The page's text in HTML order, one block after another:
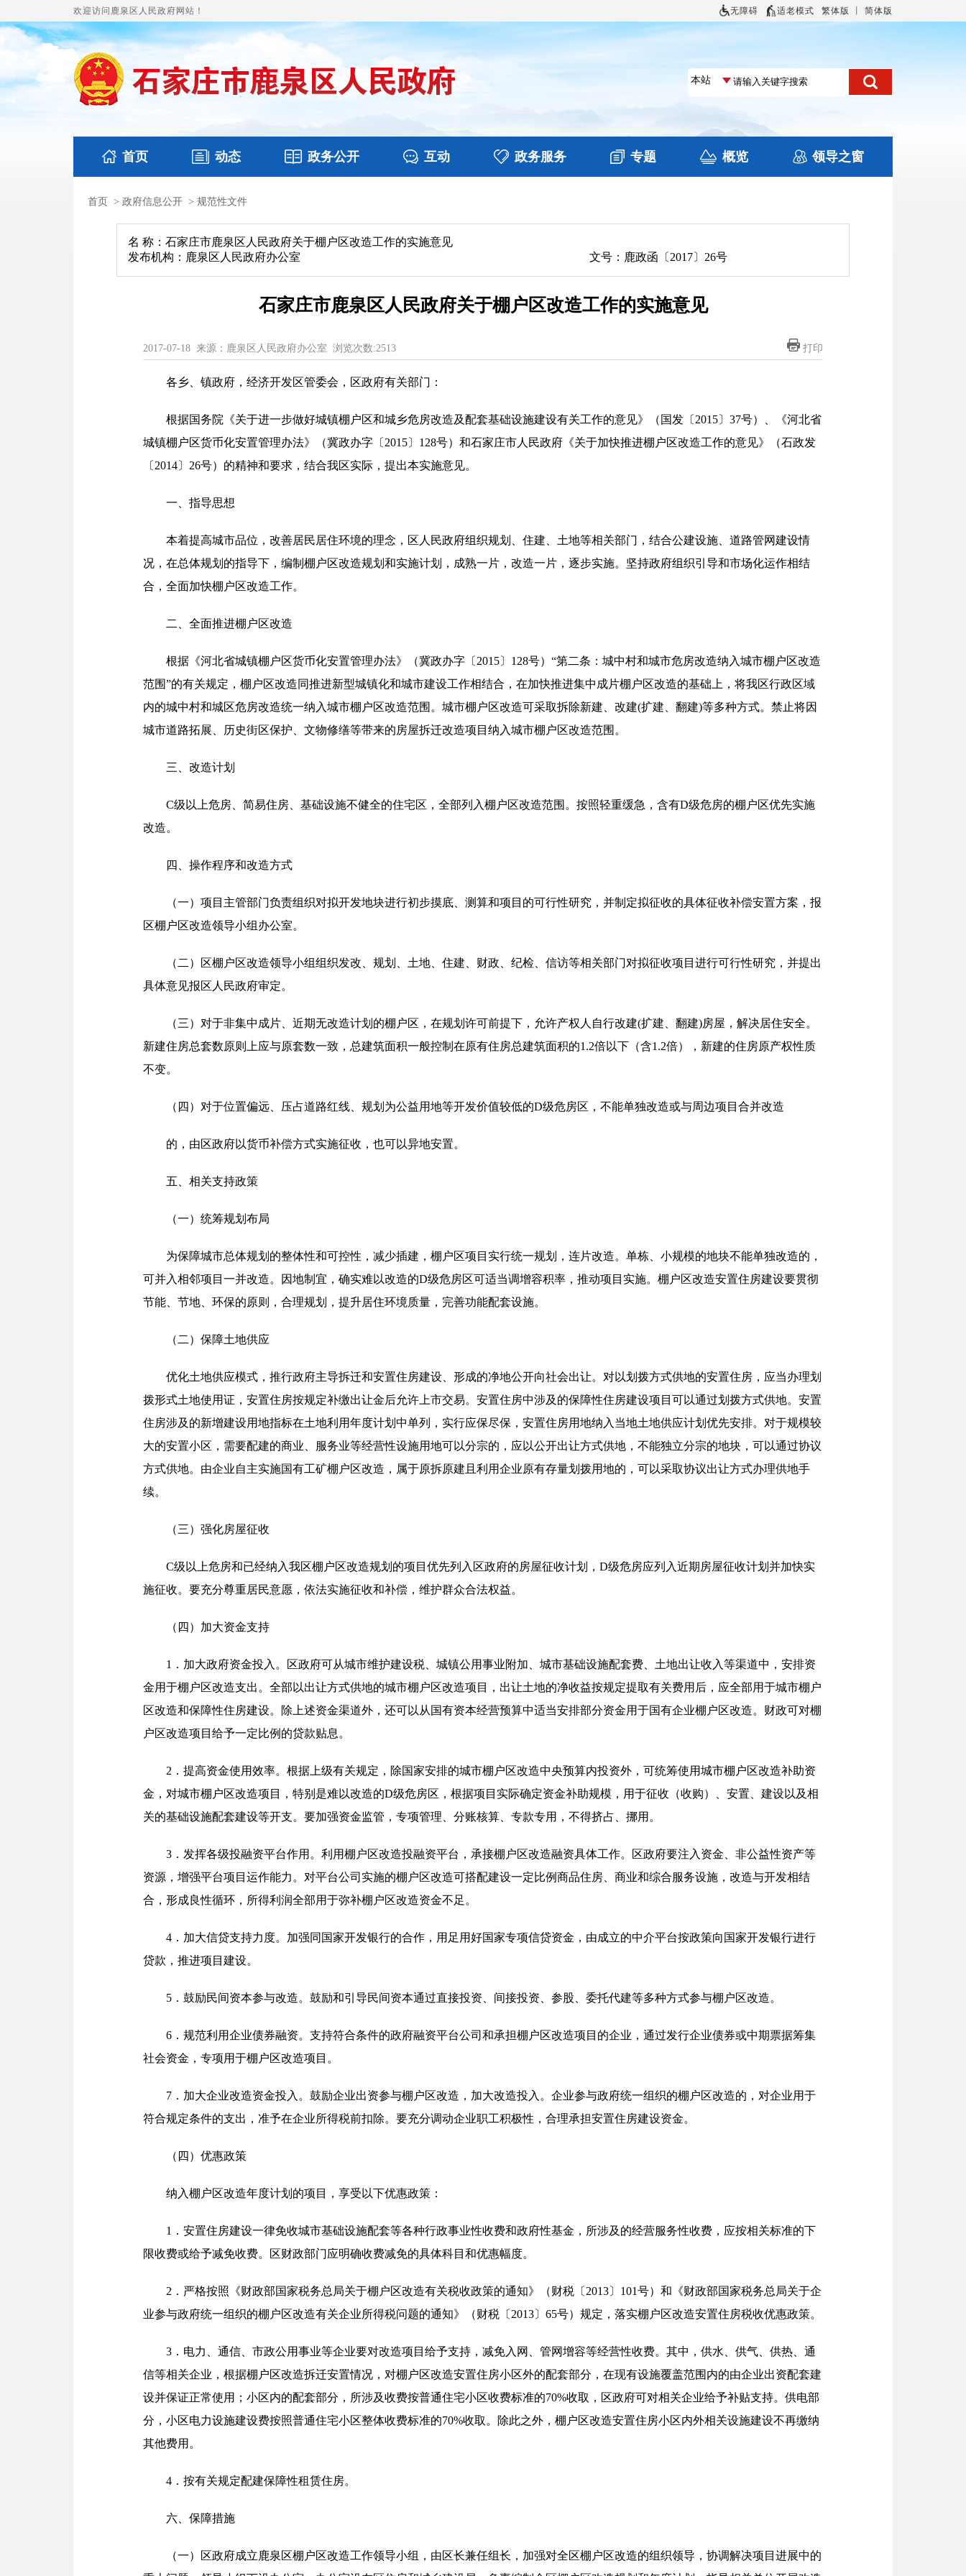
欢迎访问鹿泉区人民政府网站！ 无障碍 适老模式 繁体版 简体版
首页 动态
国务要闻 鹿泉要闻
政务公开
本区文件 财政预决算
互动 政务服务 专题 概览 领导之窗
首页 > 政府信息公开 > 规范性文件
名 称：石家庄市鹿泉区人民政府关于棚户区改造工作的实施意见
发布机构：鹿泉区人民政府办公室
文号：鹿政函〔2017〕26号
石家庄市鹿泉区人民政府关于棚户区改造工作的实施意见
2017-07-18 来源：鹿泉区人民政府办公室 浏览次数:2513 打印
各乡、镇政府，经济开发区管委会，区政府有关部门：
根据国务院《关于进一步做好城镇棚户区和城乡危房改造及配套基础设施建设有关工作的意见》（国发〔2015〕37号）、《河北省
城镇棚户区货币化安置管理办法》（冀政办字〔2015〕128号）和石家庄市人民政府《关于加快推进棚户区改造工作的意见》（石政发
〔2014〕26号）的精神和要求，结合我区实际，提出本实施意见。
一、指导思想
本着提高城市品位，改善居民居住环境的理念，区人民政府组织规划、住建、土地等相关部门，结合公建设施、道路管网建设情
况，在总体规划的指导下，编制棚户区改造规划和实施计划，成熟一片，改造一片，逐步实施。坚持政府组织引导和市场化运作相结
合，全面加快棚户区改造工作。
二、全面推进棚户区改造
根据《河北省城镇棚户区货币化安置管理办法》（冀政办字〔2015〕128号）“第二条：城中村和城市危房改造纳入城市棚户区改造
范围”的有关规定，棚户区改造同推进新型城镇化和城市建设工作相结合，在加快推进集中成片棚户区改造的基础上，将我区行政区域
内的城中村和城区危房改造统一纳入城市棚户区改造范围。城市棚户区改造可采取拆除新建、改建(扩建、翻建)等多种方式。禁止将因
城市道路拓展、历史街区保护、文物修缮等带来的房屋拆迁改造项目纳入城市棚户区改造范围。
三、改造计划
C级以上危房、简易住房、基础设施不健全的住宅区，全部列入棚户区改造范围。按照轻重缓急，含有D级危房的棚户区优先实施
改造。
四、操作程序和改造方式
（一）项目主管部门负责组织对拟开发地块进行初步摸底、测算和项目的可行性研究，并制定拟征收的具体征收补偿安置方案，报
区棚户区改造领导小组办公室。
（二）区棚户区改造领导小组组织发改、规划、土地、住建、财政、纪检、信访等相关部门对拟征收项目进行可行性研究，并提出
具体意见报区人民政府审定。
（三）对于非集中成片、近期无改造计划的棚户区，在规划许可前提下，允许产权人自行改建(扩建、翻建)房屋，解决居住安全。
新建住房总套数原则上应与原套数一致，总建筑面积一般控制在原有住房总建筑面积的1.2倍以下（含1.2倍），新建的住房原产权性质
不变。
（四）对于位置偏远、压占道路红线、规划为公益用地等开发价值较低的D级危房区，不能单独改造或与周边项目合并改造
的，由区政府以货币补偿方式实施征收，也可以异地安置。
五、相关支持政策
（一）统筹规划布局
为保障城市总体规划的整体性和可控性，减少插建，棚户区项目实行统一规划，连片改造。单栋、小规模的地块不能单独改造的，
可并入相邻项目一并改造。因地制宜，确实难以改造的D级危房区可适当调增容积率，推动项目实施。棚户区改造安置住房建设要贯彻
节能、节地、环保的原则，合理规划，提升居住环境质量，完善功能配套设施。
（二）保障土地供应
优化土地供应模式，推行政府主导拆迁和安置住房建设、形成的净地公开向社会出让。对以划拨方式供地的安置住房，应当办理划
拨形式土地使用证，安置住房按规定补缴出让金后允许上市交易。安置住房中涉及的保障性住房建设项目可以通过划拨方式供地。安置
住房涉及的新增建设用地指标在土地利用年度计划中单列，实行应保尽保，安置住房用地纳入当地土地供应计划优先安排。对于规模较
大的安置小区，需要配建的商业、服务业等经营性设施用地可以分宗的，应以公开出让方式供地，不能独立分宗的地块，可以通过协议
方式供地。由企业自主实施国有工矿棚户区改造，属于原拆原建且利用企业原有存量划拨用地的，可以采取协议出让方式办理供地手
续。
（三）强化房屋征收
C级以上危房和已经纳入我区棚户区改造规划的项目优先列入区政府的房屋征收计划，D级危房应列入近期房屋征收计划并加快实
施征收。要充分尊重居民意愿，依法实施征收和补偿，维护群众合法权益。
（四）加大资金支持
1．加大政府资金投入。区政府可从城市维护建设税、城镇公用事业附加、城市基础设施配套费、土地出让收入等渠道中，安排资
金用于棚户区改造支出。全部以出让方式供地的城市棚户区改造项目，出让土地的净收益按规定提取有关费用后，应全部用于城市棚户
区改造和保障性住房建设。除上述资金渠道外，还可以从国有资本经营预算中适当安排部分资金用于国有企业棚户区改造。财政可对棚
户区改造项目给予一定比例的贷款贴息。
2．提高资金使用效率。根据上级有关规定，除国家安排的城市棚户区改造中央预算内投资外，可统筹使用城市棚户区改造补助资
金，对城市棚户区改造项目，特别是难以改造的D级危房区，根据项目实际确定资金补助规模，用于征收（收购）、安置、建设以及相
关的基础设施配套建设等开支。要加强资金监管，专项管理、分账核算、专款专用，不得挤占、挪用。
3．发挥各级投融资平台作用。利用棚户区改造投融资平台，承接棚户区改造融资具体工作。区政府要注入资金、非公益性资产等
资源，增强平台项目运作能力。对平台公司实施的棚户区改造可搭配建设一定比例商品住房、商业和综合服务设施，改造与开发相结
合，形成良性循环，所得利润全部用于弥补棚户区改造资金不足。
4．加大信贷支持力度。加强同国家开发银行的合作，用足用好国家专项信贷资金，由成立的中介平台按政策向国家开发银行进行
贷款，推进项目建设。
5．鼓励民间资本参与改造。鼓励和引导民间资本通过直接投资、间接投资、参股、委托代建等多种方式参与棚户区改造。
6．规范利用企业债券融资。支持符合条件的政府融资平台公司和承担棚户区改造项目的企业，通过发行企业债券或中期票据筹集
社会资金，专项用于棚户区改造项目。
7．加大企业改造资金投入。鼓励企业出资参与棚户区改造，加大改造投入。企业参与政府统一组织的棚户区改造的，对企业用于
符合规定条件的支出，准予在企业所得税前扣除。要充分调动企业职工积极性，合理承担安置住房建设资金。
（四）优惠政策
纳入棚户区改造年度计划的项目，享受以下优惠政策：
1．安置住房建设一律免收城市基础设施配套等各种行政事业性收费和政府性基金，所涉及的经营服务性收费，应按相关标准的下
限收费或给予减免收费。区财政部门应明确收费减免的具体科目和优惠幅度。
2．严格按照《财政部国家税务总局关于棚户区改造有关税收政策的通知》（财税〔2013〕101号）和《财政部国家税务总局关于企
业参与政府统一组织的棚户区改造有关企业所得税问题的通知》（财税〔2013〕65号）规定，落实棚户区改造安置住房税收优惠政策。
3．电力、通信、市政公用事业等企业要对改造项目给予支持，减免入网、管网增容等经营性收费。其中，供水、供气、供热、通
信等相关企业，根据棚户区改造拆迁安置情况，对棚户区改造安置住房小区外的配套部分，在现有设施覆盖范围内的由企业出资配套建
设并保证正常使用；小区内的配套部分，所涉及收费按普通住宅小区收费标准的70%收取，区政府可对相关企业给予补贴支持。供电部
分，小区电力设施建设费按照普通住宅小区整体收费标准的70%收取。除此之外，棚户区改造安置住房小区内外相关设施建设不再缴纳
其他费用。
4．按有关规定配建保障性租赁住房。
六、保障措施
（一）区政府成立鹿泉区棚户区改造工作领导小组，由区长兼任组长，加强对全区棚户区改造的组织领导，协调解决项目进展中的